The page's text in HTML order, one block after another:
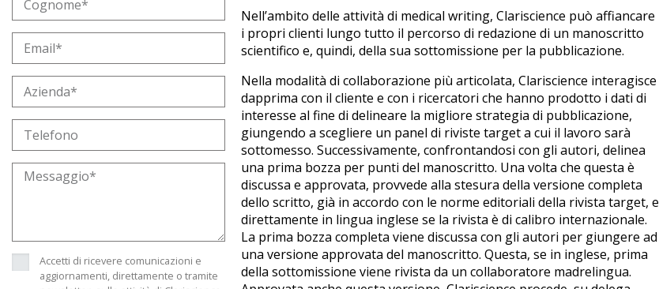
Accetti di ricevere comunicazioni e
aggiornamenti, direttamente o tramite
Nell’ambito delle attività di medical writing, Clariscience può affiancare
i propri clienti lungo tutto il percorso di redazione di un manoscritto
scientifico e, quindi, della sua sottomissione per la pubblicazione.
Nella modalità di collaborazione più articolata, Clariscience interagisce
dapprima con il cliente e con i ricercatori che hanno prodotto i dati di
interesse al fine di delineare la migliore strategia di pubblicazione,
giungendo a scegliere un panel di riviste target a cui il lavoro sarà
sottomesso. Successivamente, confrontandosi con gli autori, delinea
una prima bozza per punti del manoscritto. Una volta che questa è
discussa e approvata, provvede alla stesura della versione completa
dello scritto, già in accordo con le norme editoriali della rivista target, e
direttamente in lingua inglese se la rivista è di calibro internazionale.
La prima bozza completa viene discussa con gli autori per giungere ad
una versione approvata del manoscritto. Questa, se in inglese, prima
della sottomissione viene rivista da un collaboratore madrelingua.